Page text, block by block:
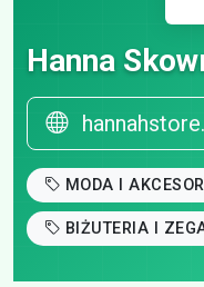
Hanna
MODA I
BIŻUTERIA I